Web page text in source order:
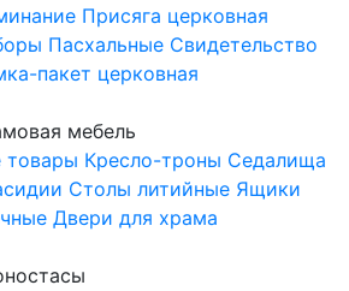
Присяга церковная
Пасхальные Свидетельство
пакет церковная
мебель
товары Кресло-троны Седалища
Столы литийные Ящики
Двери для храма